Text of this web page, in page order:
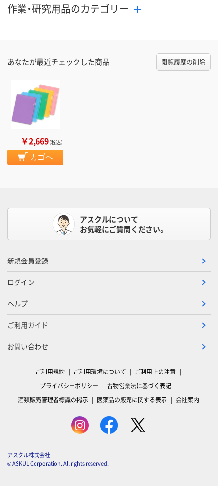
作業・研究用品のカテゴリー
あなたが最近チェックした商品 閲覧履歴の削除
￥2,669（税込）
カゴへ
アスクルについて
お気軽にご質問ください。
新規会員登録
ログイン
ヘルプ
ご利用ガイド
お問い合わせ
ご利用規約 ご利用環境について
ご利用上の注意
プライバシーポリシー
古物営業法に基づく表記
酒類販売管理者標識の掲示
医薬品の販売に関する表示 会社案内
アスクル株式会社
© ASKUL Corporation. All rights reserved.